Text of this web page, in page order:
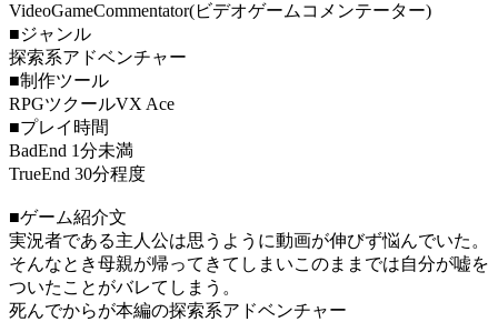
VideoGameCommentator(ビデオゲームコメンテーター)
■ジャンル
探索系アドベンチャー
■制作ツール
RPGツクールVX Ace
■プレイ時間
BadEnd 1分未満
TrueEnd 30分程度
■ゲーム紹介文
実況者である主人公は思うように動画が伸びず悩んでいた。
そんなとき母親が帰ってきてしまいこのままでは自分が嘘を
ついたことがバレてしまう。
死んでからが本編の探索系アドベンチャー